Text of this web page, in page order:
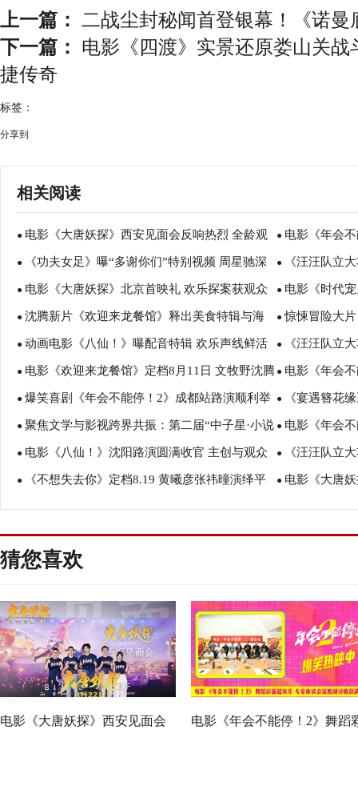
上一篇： 二战尘封秘闻首登银幕！《诺曼
下一篇： 电影《四渡》实景还原娄山关
捷传奇
标签：
分享到
相关阅读
● 电影《大唐妖探》西安见面会反响热烈 全龄观
众共赏机关长安城
● 电影《年会
谈会深度研讨
● 《功夫女足》曝“多谢你们”特别视频 周星驰深
情致谢观众 岁月沉淀不灭初心
● 《汪汪队立
影院陪孩子过
● 电影《大唐妖探》北京首映礼 欢乐探案获观众
盛赞：“夯！”
● 电影《时代
诠释爱与宽恕
● 沈腾新片《欢迎来龙餐馆》释出美食特辑与海
报 烟火气中见人情温暖
●惊悚冒险大
瑟薇直面恐龙
● 动画电影《八仙！》曝配音特辑 欢乐声线鲜活
塑造凡人八仙群像
● 《汪汪队立
暑假亲子观影
● 电影《欢迎来龙餐馆》定档8月11日 文牧野沈腾
蒋奇明带中餐闯中东
● 电影《年会
场爆笑不停共
● 爆笑喜剧《年会不能停！2》成都站路演顺利举
行 张若昀白客爆笑整活走心输出
● 《宴遇簪花
美食
● 聚焦文学与影视跨界共振：第二届“中子星·小说
月报影视改编价值潜力榜”在盐城揭晓
● 电影《年会
创解读分享更
● 电影《八仙！》沈阳路演圆满收官 主创与观众
互赠“东北特色”惊喜
● 《汪汪队立
评如潮线下人
● 《不想失去你》定档8.19 黄曦彦张祎曈演绎平
凡生活里的光亮
● 电影《大唐
欢奇幻冒险！
猜您喜欢
电影《大唐妖探》西安见面会 电影《年会不能停！2》舞蹈